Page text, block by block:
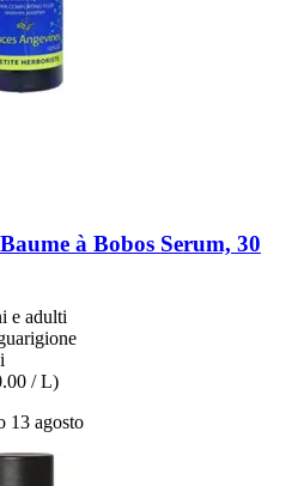
Baume à Bobos Serum, 30
e adulti
/ L)
13 agosto